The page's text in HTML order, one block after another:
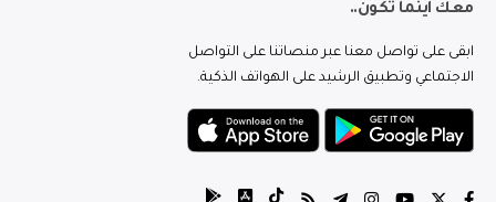
معك اينما تكون..
ابقى على تواصل معنا عبر منصاتنا على التواصل
الاجتماعي وتطبيق الرشيد على الهواتف الذكية.